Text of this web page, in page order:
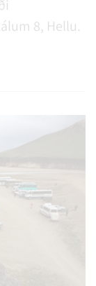
8, Hellu.